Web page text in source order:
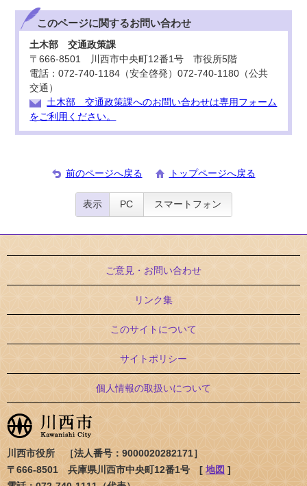
このページに関するお問い合わせ
土木部 交通政策課
〒666-8501 川西市中央町12番1号 市役所5階
電話：072-740-1184（安全啓発）072-740-1180（公共
交通）
土木部 交通政策課へのお問い合わせは専用フォーム
をご利用ください。
前のページへ戻る トップページへ戻る
表示 PC スマートフォン
ご意見・お問い合わせ
リンク集
このサイトについて
サイトポリシー
個人情報の取扱いについて
川西市役所 ［法人番号：9000020282171］
〒666-8501 兵庫県川西市中央町12番1号 [ 地図 ]